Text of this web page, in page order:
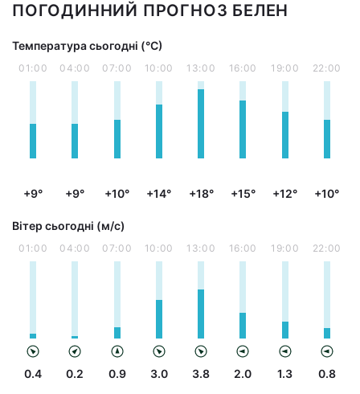
ПОГОДИННИЙ ПРОГНОЗ БЕЛЕН
Температура сьогодні (°С)
01:00
+9°
04:00
+9°
07:00
+10°
10:00
+14°
13:00
+18°
16:00
+15°
19:00
+12°
22:00
+10°
Вітер сьогодні (м/с)
01:00
0.4
04:00
0.2
07:00
0.9
10:00
3.0
13:00
3.8
16:00
2.0
19:00
1.3
22:00
0.8